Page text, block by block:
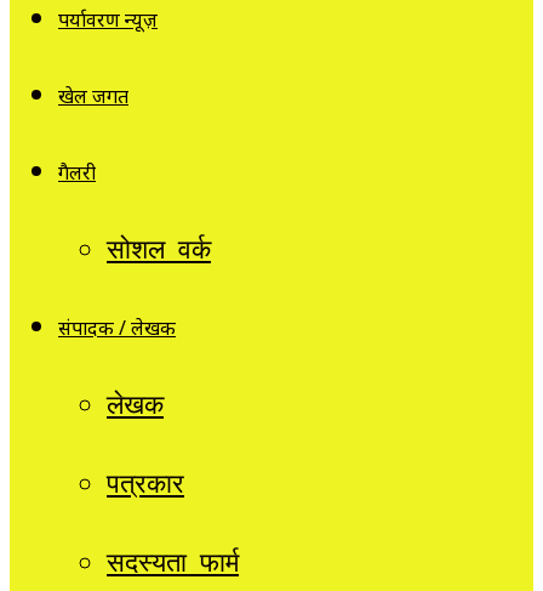
पर्यावरण न्यूज़
खेल जगत
गैलरी
सोशल वर्क
संपादक / लेखक
लेखक
पत्रकार
सदस्यता फार्म